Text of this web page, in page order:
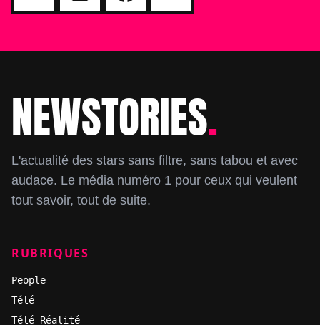
FooterNEWSTORIES.
L'actualité des stars sans filtre, sans tabou et avec
audace. Le média numéro 1 pour ceux qui veulent
tout savoir, tout de suite.
RUBRIQUES
People
Télé
Télé-Réalité